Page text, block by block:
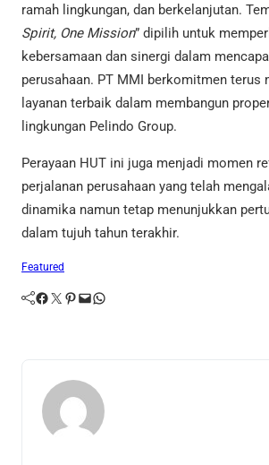
ramah lingkungan, dan berkelanjutan.
Spirit, One Mission” dipilih untuk
kebersamaan dan sinergi dalam
perusahaan. PT MMI berkomitmen terus
layanan terbaik dalam membangun
lingkungan Pelindo Group.
Perayaan HUT ini juga menjadi momen
perjalanan perusahaan yang telah
dinamika namun tetap menunjukkan
dalam tujuh tahun terakhir.
Featured
Facebook Twitter Pinterest Mail WhatsApp